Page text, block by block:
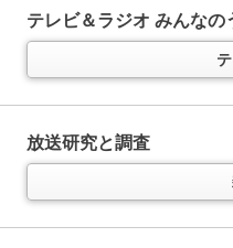
テキスト
テキスト
ラジオ まいにちイタリア
（後期は「初級編が新作、「
ラジオ まいにち中国語 (
テ
テレビ＆ラジオ みんなの
放送研究と調査